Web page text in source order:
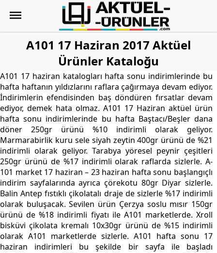
A101 17 Haziran 2017 Aktüel
Ürünler Kataloğu
A101 17 haziran katalogları hafta sonu indirimlerinde bu
hafta haftanın yıldızlarını raflara çağırmaya devam ediyor.
İndirimlerin efendisinden baş döndüren fırsatlar devam
ediyor, demek hata olmaz. A101 17 Haziran aktüel ürün
hafta sonu indirimlerinde bu hafta Baştacı/Beşler dana
döner 250gr ürünü %10 indirimli olarak geliyor.
Marmarabirlik kuru sele siyah zeytin 400gr ürünü de %21
indirimli olarak geliyor. Tarabya yöresel peynir çeşitleri
250gr ürünü de %17 indirimli olarak raflarda sizlerle. A-
101 market 17 haziran – 23 haziran hafta sonu başlangıçlı
indirim sayfalarında ayrıca çörekotu 80gr Diyar sizlerle.
Balin Antep fıstıklı çikolatalı draje de sizlerle %17 indirimli
olarak buluşacak. Sevilen ürün Çerzya soslu mısır 150gr
ürünü de %18 indirimli fiyatı ile A101 marketlerde. Xroll
bisküvi çikolata kremalı 10x30gr ürünü de %15 indirimli
olarak A101 marketlerde sizlerle. A101 hafta sonu 17
haziran indirimleri bu şekilde bir sayfa ile başladı